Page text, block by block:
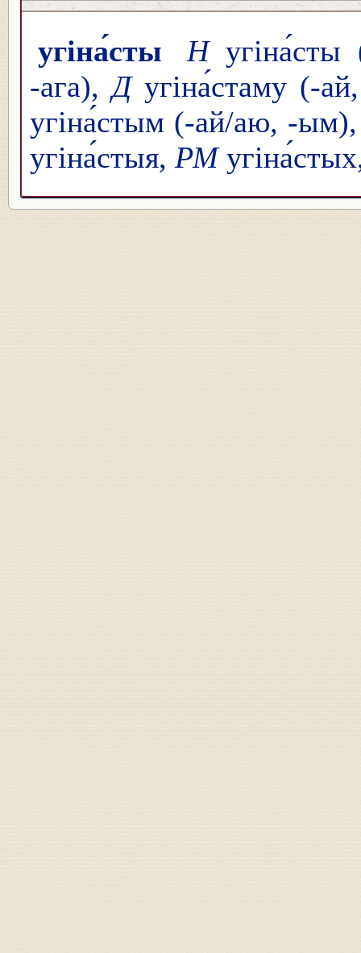
угіна́сты Н
-ага),Дугіна́стаму (-
угіна́стым (-ай/аю, -
угіна́стыя, РМ